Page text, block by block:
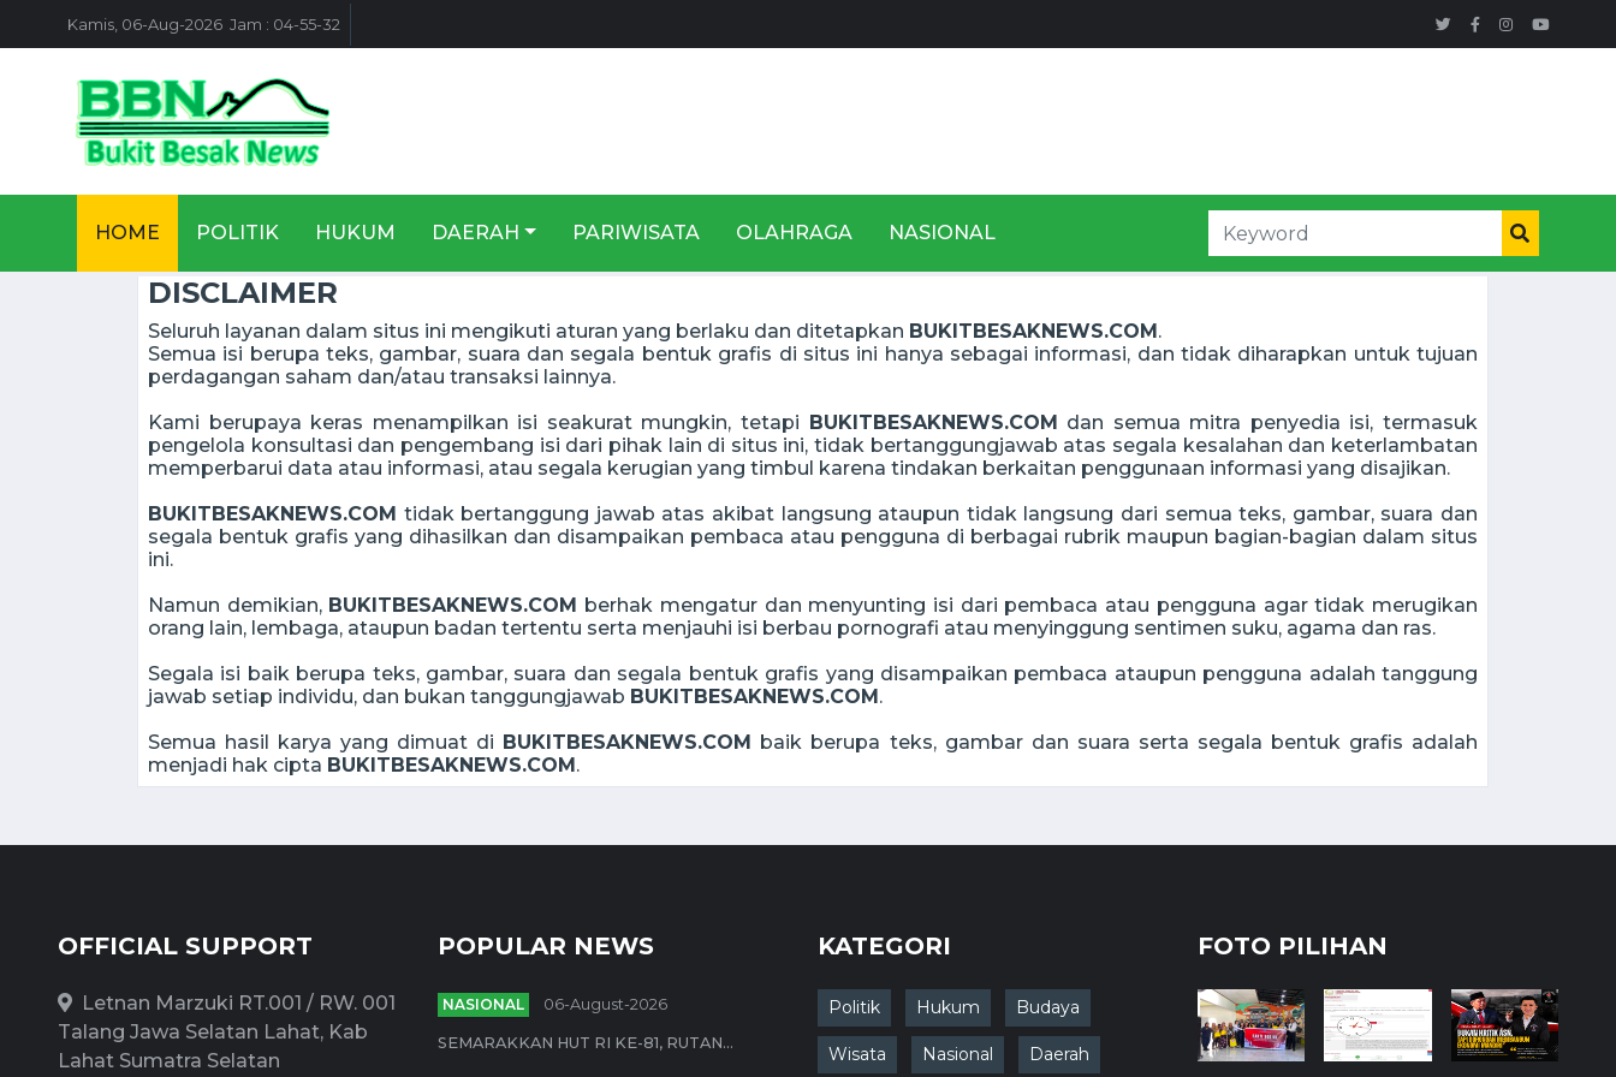
Kamis, 06-Aug-2026 Jam : 04-55-32
HOME POLITIK HUKUM DAERAH PARIWISATA OLAHRAGA NASIONAL
DISCLAIMER
Seluruh layanan dalam situs ini mengikuti aturan yang berlaku dan ditetapkan BUKITBESAKNEWS.COM.
Semua isi berupa teks, gambar, suara dan segala bentuk grafis di situs ini hanya sebagai informasi, dan tidak diharapkan untuk tujuan
perdagangan saham dan/atau transaksi lainnya.
Kami berupaya keras menampilkan isi seakurat mungkin, tetapi BUKITBESAKNEWS.COM dan semua mitra penyedia isi, termasuk
pengelola konsultasi dan pengembang isi dari pihak lain di situs ini, tidak bertanggungjawab atas segala kesalahan dan keterlambatan
memperbarui data atau informasi, atau segala kerugian yang timbul karena tindakan berkaitan penggunaan informasi yang disajikan.
BUKITBESAKNEWS.COM tidak bertanggung jawab atas akibat langsung ataupun tidak langsung dari semua teks, gambar, suara dan
segala bentuk grafis yang dihasilkan dan disampaikan pembaca atau pengguna di berbagai rubrik maupun bagian-bagian dalam situs
ini.
Namun demikian, BUKITBESAKNEWS.COM berhak mengatur dan menyunting isi dari pembaca atau pengguna agar tidak merugikan
orang lain, lembaga, ataupun badan tertentu serta menjauhi isi berbau pornografi atau menyinggung sentimen suku, agama dan ras.
Segala isi baik berupa teks, gambar, suara dan segala bentuk grafis yang disampaikan pembaca ataupun pengguna adalah tanggung
jawab setiap individu, dan bukan tanggungjawab BUKITBESAKNEWS.COM.
Semua hasil karya yang dimuat di BUKITBESAKNEWS.COM baik berupa teks, gambar dan suara serta segala bentuk grafis adalah
menjadi hak cipta BUKITBESAKNEWS.COM.
OFFICIAL SUPPORT
Letnan Marzuki RT.001 / RW. 001
Talang Jawa Selatan Lahat, Kab
Lahat Sumatra Selatan
POPULAR NEWS
NASIONAL 06-August-2026
SEMARAKKAN HUT RI KE-81, RUTAN...
KATEGORI
Politik Hukum Budaya
Wisata Nasional Daerah
FOTO PILIHAN